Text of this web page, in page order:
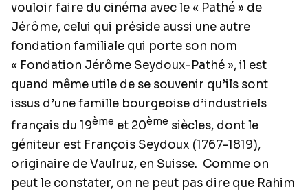
vouloir faire du cinéma avec le « Pathé » de
Jérôme, celui qui préside aussi une autre
fondation familiale qui porte son nom
« Fondation Jérôme Seydoux-Pathé », il est
quand même utile de se souvenir qu’ils sont
issus d’une famille bourgeoise d’industriels
français du 19ème et 20ème siècles, dont le
géniteur est François Seydoux (1767-1819),
originaire de Vaulruz, en Suisse. Comme on
peut le constater, on ne peut pas dire que Rahim